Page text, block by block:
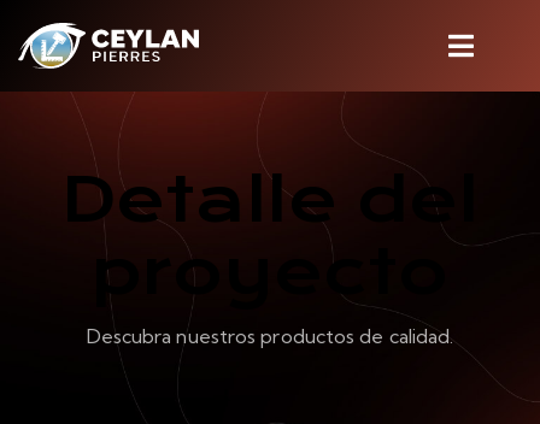
Detalle del
proyecto
Descubra nuestros productos de calidad.